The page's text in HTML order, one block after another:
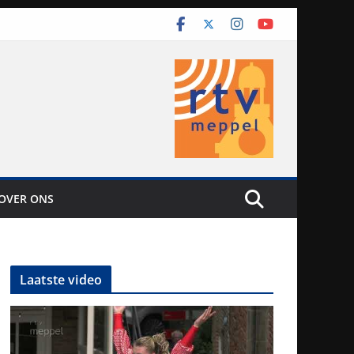
ONS
Laatste video